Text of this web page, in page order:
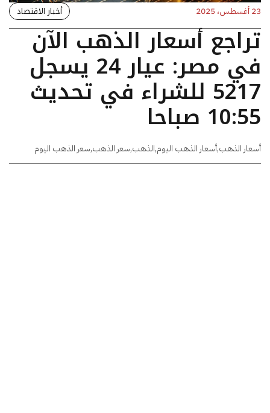
23 أغسطس، 2025 أخبار الاقتصاد
تراجع أسعار الذهب الآن
في مصر: عيار 24 يسجل
5217 للشراء في تحديث
10:55 صباحا
أسعار الذهب,أسعار الذهب اليوم,الذهب,سعر الذهب,سعر الذهب اليوم